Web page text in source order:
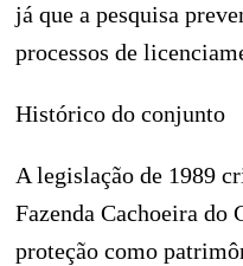
já que a pesquisa
processos de
Histórico do conjunto
A legislação de 1989
Fazenda Cachoeira do
proteção como